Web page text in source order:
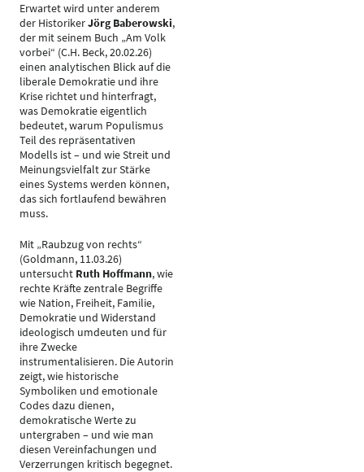
Erwartet wird unter anderem
der HistorikerJörg Baberowski,
der mit seinem Buch „Am Volk
vorbei“ (C.H. Beck, 20.02.26)
einen analytischen Blick auf die
liberale Demokratie und ihre
Krise richtet und hinterfragt,
was Demokratie eigentlich
bedeutet, warum Populismus
Teil des repräsentativen
Modells ist – und wie Streit und
Meinungsvielfalt zur Stärke
eines Systems werden können,
das sich fortlaufend bewähren
muss.
Mit „Raubzug von rechts“
(Goldmann, 11.03.26)
untersucht Ruth Hoffmann, wie
rechte Kräfte zentrale Begriffe
wie Nation, Freiheit, Familie,
Demokratie und Widerstand
ideologisch umdeuten und für
ihre Zwecke
instrumentalisieren. Die Autorin
zeigt, wie historische
Symboliken und emotionale
Codes dazu dienen,
demokratische Werte zu
untergraben – und wie man
diesen Vereinfachungen und
Verzerrungen kritisch begegnet.